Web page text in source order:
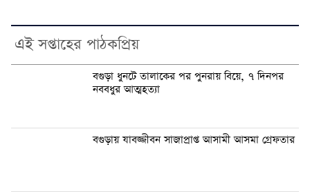
এই সপ্তাহের পাঠকপ্রিয়
বগুড়া ধুনটে তালাকের পর পুনরায় বিয়ে, ৭ দিনপর
নববধুর আত্মহত্যা
বগুড়ায় যাবজ্জীবন সাজাপ্রাপ্ত আসামী আসমা গ্রেফতার